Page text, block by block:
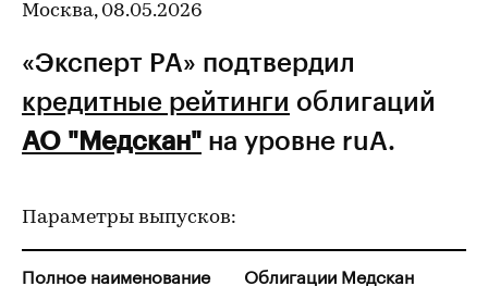
Москва, 08.05.2026
«Эксперт РА» подтвердил
кредитные рейтинги облигаций
АО "Медскан" на уровне ruA.
Параметры выпусков:
Полное наименование
Облигации Медскан